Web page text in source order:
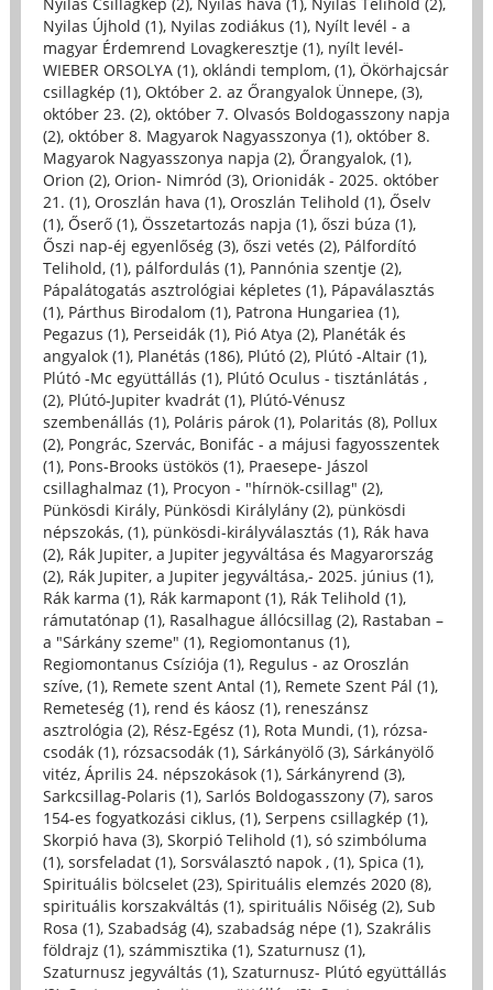
Nyilas Újhold (1), Nyilas zodiákus (1), Nyílt levél - a
magyar Érdemrend Lovagkeresztje (1), nyílt levél-
WIEBER ORSOLYA (1), oklándi templom, (1), Ökörhajcsár
csillagkép (1), Október 2. az Őrangyalok Ünnepe, (3),
október 23. (2), október 7. Olvasós Boldogasszony napja
(2), október 8. Magyarok Nagyasszonya (1), október 8.
Magyarok Nagyasszonya napja (2), Őrangyalok, (1),
Orion (2), Orion- Nimród (3), Orionidák - 2025. október
21. (1), Oroszlán hava (1), Oroszlán Telihold (1), Őselv
(1), Őserő (1), Összetartozás napja (1), őszi búza (1),
Őszi nap-éj egyenlőség (3), őszi vetés (2), Pálfordító
Telihold, (1), pálfordulás (1), Pannónia szentje (2),
Pápalátogatás asztrológiai képletes (1), Pápaválasztás
(1), Párthus Birodalom (1), Patrona Hungariea (1),
Pegazus (1), Perseidák (1), Pió Atya (2), Planéták és
angyalok (1), Planétás (186), Plútó (2), Plútó -Altair (1),
Plútó -Mc együttállás (1), Plútó Oculus - tisztánlátás ,
(2), Plútó-Jupiter kvadrát (1), Plútó-Vénusz
szembenállás (1), Poláris párok (1), Polaritás (8), Pollux
(2), Pongrác, Szervác, Bonifác - a májusi fagyosszentek
(1), Pons-Brooks üstökös (1), Praesepe- Jászol
csillaghalmaz (1), Procyon - "hírnök-csillag" (2),
Pünkösdi Király, Pünkösdi Királylány (2), pünkösdi
népszokás, (1), pünkösdi-királyválasztás (1), Rák hava
(2), Rák Jupiter, a Jupiter jegyváltása és Magyarország
(2), Rák Jupiter, a Jupiter jegyváltása,- 2025. június (1),
Rák karma (1), Rák karmapont (1), Rák Telihold (1),
rámutatónap (1), Rasalhague állócsillag (2), Rastaban –
a "Sárkány szeme" (1), Regiomontanus (1),
Regiomontanus Csíziója (1), Regulus - az Oroszlán
szíve, (1), Remete szent Antal (1), Remete Szent Pál (1),
Remeteség (1), rend és káosz (1), reneszánsz
asztrológia (2), Rész-Egész (1), Rota Mundi, (1), rózsa-
csodák (1), rózsacsodák (1), Sárkányölő (3), Sárkányölő
vitéz, Április 24. népszokások (1), Sárkányrend (3),
Sarkcsillag-Polaris (1), Sarlós Boldogasszony (7), saros
154-es fogyatkozási ciklus, (1), Serpens csillagkép (1),
Skorpió hava (3), Skorpió Telihold (1), só szimbóluma
(1), sorsfeladat (1), Sorsválasztó napok , (1), Spica (1),
Spirituális bölcselet (23), Spirituális elemzés 2020 (8),
spirituális korszakváltás (1), spirituális Nőiség (2), Sub
Rosa (1), Szabadság (4), szabadság népe (1), Szakrális
földrajz (1), számmisztika (1), Szaturnusz (1),
Szaturnusz jegyváltás (1), Szaturnusz- Plútó együttállás